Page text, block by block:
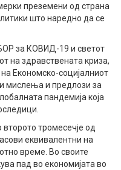
преземени од страна
што наредно да се
за КОВИД-19 и светот
на здравствената криза,
Економско-социјалниот
мислења и предлози за
пандемија која
тромесечје од
еквивалентни на
време. Во своите
пад во економијата во